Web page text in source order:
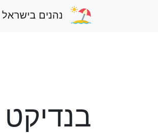
נהנים בישראל